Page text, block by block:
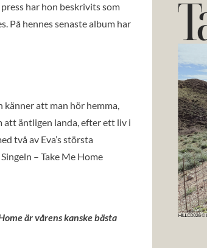
har hon beskrivits som
På hennes senaste album har
känner att man hör hemma,
att äntligen landa, efter ett liv i
två av Eva’s största
– Take Me Home
är vårens kanske bästa